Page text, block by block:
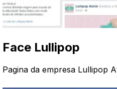
Face Lullipop
Pagina da empresa Lullipop